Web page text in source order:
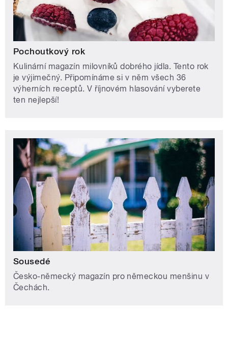
Pochoutkový rok
Kulinární magazín milovníků dobrého jídla. Tento rok
je výjimečný. Připomínáme si v něm všech 36
výherních receptů. V říjnovém hlasování vyberete
ten nejlepší!
Sousedé
Česko-německý magazín pro německou menšinu v
Čechách.